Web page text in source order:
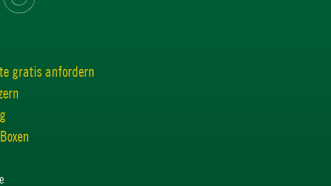
gratis anfordern